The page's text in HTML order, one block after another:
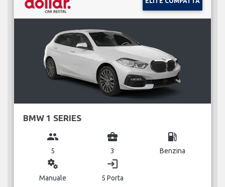
BMW 1 SERIES
group
5
business_center
3
local_gas_station
Benzina
miscellaneous_services
Manuale
login
5 Porta